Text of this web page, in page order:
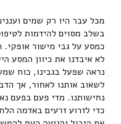
מכל עבר היו רק שמים
בשלב מסוים להידמות
כמסע על גבי מישור אופקי.
לא איבדנו את כיוון המסע
נראה שפעל בגבינו, כוח
לשאוב אותנו לאחור, אך
נחישותנו. מדי פעם בפעם
כדי לזרוע זרעים באדמה